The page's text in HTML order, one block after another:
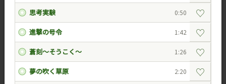
思考実験 0:50 ♡
進撃の号令 1:42 ♡
蒼刻～そうこく～ 1:26 ♡
夢の吹く草原 2:20 ♡